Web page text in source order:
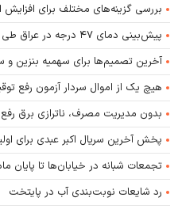
بررسی گزینه‌های مختلف برای افزایش
پیش‌بینی دمای ۴۷ درجه در عراق طی در روز اربعین
آخرین تصمیم‌ها برای سهمیه
هیچ یک از اموال سردار آزمون رفع
بدون مدیریت مصرف، ناترازی برق
پخش آخرین سریال اکبر عبدی برای
تجمعات شبانه در خیابان‌ها تا پایان
رد شایعات نوبت‌بندی آب در پایتخت